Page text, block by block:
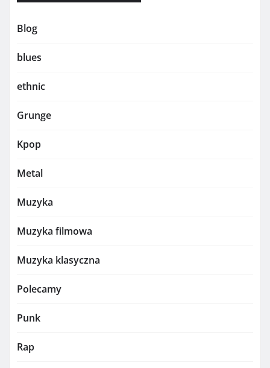
Blog
blues
ethnic
Grunge
Kpop
Metal
Muzyka
Muzyka filmowa
Muzyka klasyczna
Polecamy
Punk
Rap